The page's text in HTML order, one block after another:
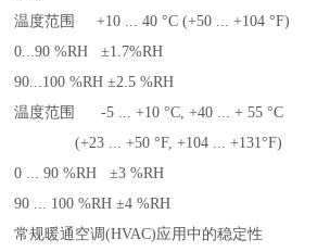
温度范围 +10 ... 40 °C (+50 ... +104 °F)
0...90 %RH ±1.7%RH
90...100 %RH ±2.5 %RH
温度范围 -5 ... +10 °C, +40 ... + 55 °C
(+23 ... +50 °F, +104 ... +131°F)
0 ... 90 %RH ±3 %RH
90 ... 100 %RH ±4 %RH
常规暖通空调(HVAC)应用中的稳定性